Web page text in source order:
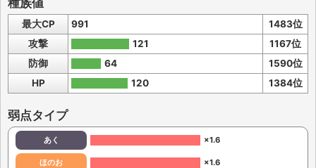
種族値
最大CP 991
1483位
攻撃
121
1167位
防御
64
1590位
HP
120 1384位
弱点タイプ
あく ×1.6
ほのお ×1.6